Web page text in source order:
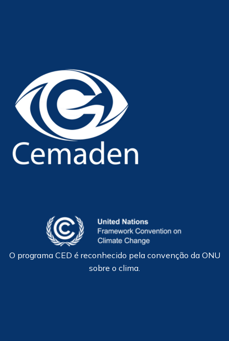
O programa CED é reconhecido pela convenção da ONU
sobre o clima.